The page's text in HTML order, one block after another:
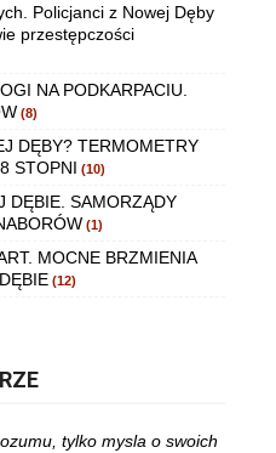
Policjanci z Nowej Dęby
przestępczości
NA PODKARPACIU.
(8)
DĘBY? TERMOMETRY
STOPNI (10)
DĘBIE. SAMORZĄDY
(1)
MOCNE BRZMIENIA
(12)
tylko mysla o swoich